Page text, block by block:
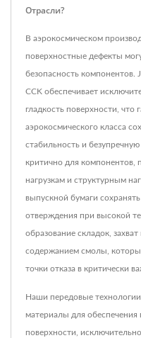
Отрасли?
В аэрокосмическом
поверхностные дефекты
безопасность компонентов.
CCK обеспечивает
гладкость поверхности, что
аэрокосмического класса
стабильность и
критично для компонентов,
нагрузкам и структурным
выпускной бумаги
отверждения при высокой
образование складок,
содержанием смолы,
точки отказа в критически
Наши передовые
материалы для обеспечения
поверхности,